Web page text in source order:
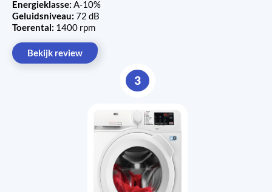
Energieklasse: A-10%
Geluidsniveau: 72 dB
Toerental: 1400 rpm
Bekijk review
3